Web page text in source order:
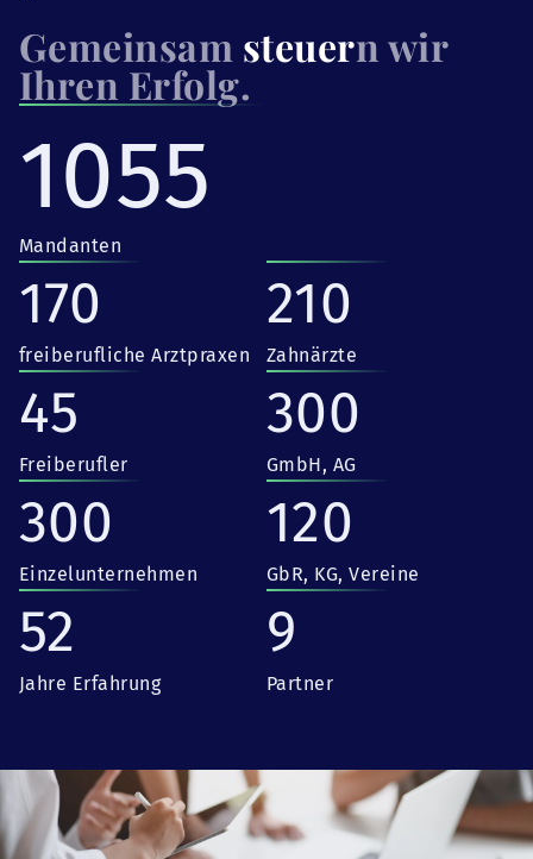
Gemeinsam steuern wir
Ihren Erfolg.
1055
Mandanten
170
freiberufliche Arztpraxen
210
Zahnärzte
45
Freiberufler
300
GmbH, AG
300
Einzelunternehmen
120
GbR, KG, Vereine
52
Jahre Erfahrung
9
Partner